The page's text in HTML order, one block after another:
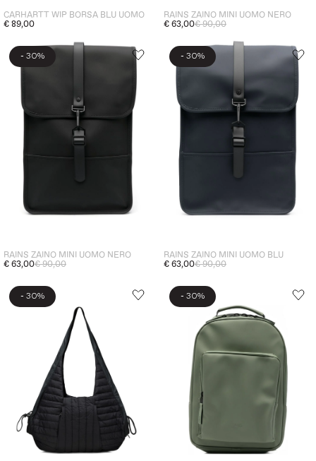
CARHARTT WIP BORSA BLU UOMO
€ 89,00
RAINS ZAINO MINI UOMO NERO
€ 63,00€ 90,00
- 30%
RAINS ZAINO MINI UOMO NERO
€ 63,00€ 90,00
- 30%
RAINS ZAINO MINI UOMO BLU
€ 63,00€ 90,00
- 30% - 30%